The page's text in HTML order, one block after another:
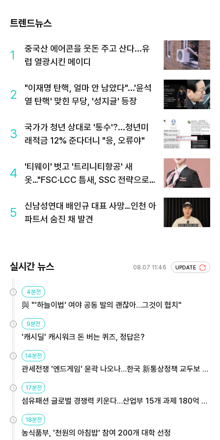
트렌드뉴스
1
중국산 에어콘을 웃돈 주고 산다...유
럽 열광시킨 메이디
2
"이재명 탄핵, 얼마 안 남았다"...'윤석
열 탄핵' 맞힌 무당, '성지글' 등장
3
국가가 청년 상대로 '통수'?...청년미
래적금 12% 준다더니 "응, 오류야"
4
'티웨이' 벗고 '트리니티항공' 새
옷…"FSC·LCC 틈새, SSC 전략으로
5
신남성연대 배인규 대표 사망…인천 아
파트서 숨진 채 발견
실시간 뉴스 08.07 11:46 UPDATE
4분전
與 "'하늘이법' 여야 공동 발의 괜찮아…그것이 협치"
9분전
'캐시딜' 캐시워크 돈 버는 퀴즈, 정답은?
14분전
관세전쟁 '엔드게임' 윤곽 나오나…한국 新통상정책 교두보 활
용해야
17분전
섬유패션 글로벌 경쟁력 키운다…산업부 15개 과제 180억 지
원
18분전
농식품부, '천원의 아침밥' 참여 200개 대학 선정